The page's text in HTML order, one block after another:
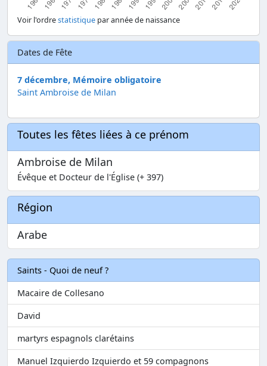
Voir l'ordrestatistique par année de naissance
Dates de Fête
7 décembre, Mémoire obligatoire
Saint Ambroise de Milan
Toutes les fêtes liées à ce prénom
Ambroise de Milan
Évêque et Docteur de l'Église (+ 397)
Région
Arabe
Saints - Quoi de neuf ?
Macaire de Collesano
David
martyrs espagnols clarétains
Manuel Izquierdo Izquierdo et 59 compagnons